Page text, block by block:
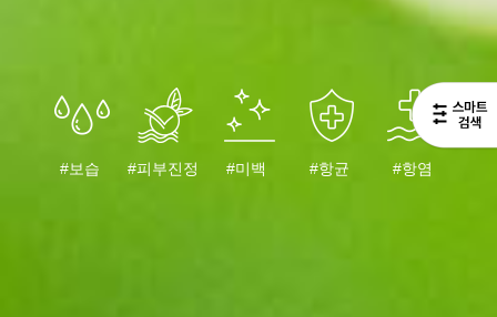
#보습 #피부진정 #미백 #항균 #항염